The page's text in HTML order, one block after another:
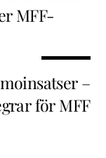
MFF-
–
för MFF